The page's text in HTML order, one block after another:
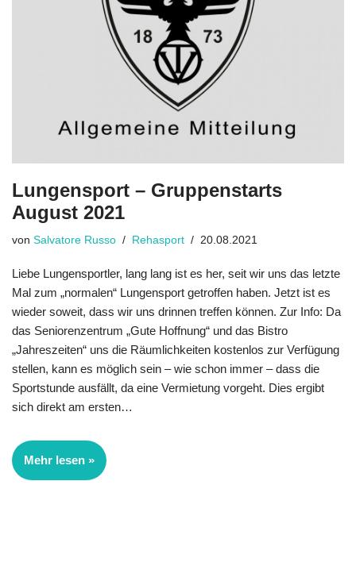
Lungensport – Gruppenstarts
August 2021
von Salvatore Russo Rehasport 20.08.2021
Liebe Lungensportler, lang lang ist es her, seit wir uns das letzte
Mal zum „normalen“ Lungensport getroffen haben. Jetzt ist es
wieder soweit, dass wir uns drinnen treffen können. Zur Info: Da
das Seniorenzentrum „Gute Hoffnung“ und das Bistro
„Jahreszeiten“ uns die Räumlichkeiten kostenlos zur Verfügung
stellen, kann es möglich sein – wie schon immer – dass die
Sportstunde ausfällt, da eine Vermietung vorgeht. Dies ergibt
sich direkt am ersten…
Mehr lesen »